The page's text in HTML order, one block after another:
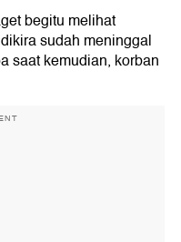
begitu melihat
sudah meninggal
saat kemudian, korban